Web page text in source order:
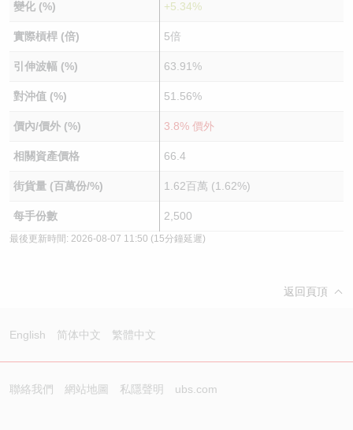
變化 (%) +5.34%
實際槓桿 (倍) 5倍
引伸波幅 (%) 63.91%
對沖值 (%) 51.56%
價內/價外 (%) 3.8% 價外
相關資產價格 66.4
街貨量 (百萬份/%) 1.62百萬 (1.62%)
每手份數 2,500
最後更新時間: 2026-08-07 11:50 (15分鐘延遲)
返回頁頂
English 简体中文 繁體中文
聯絡我們 網站地圖 私隱聲明 ubs.com